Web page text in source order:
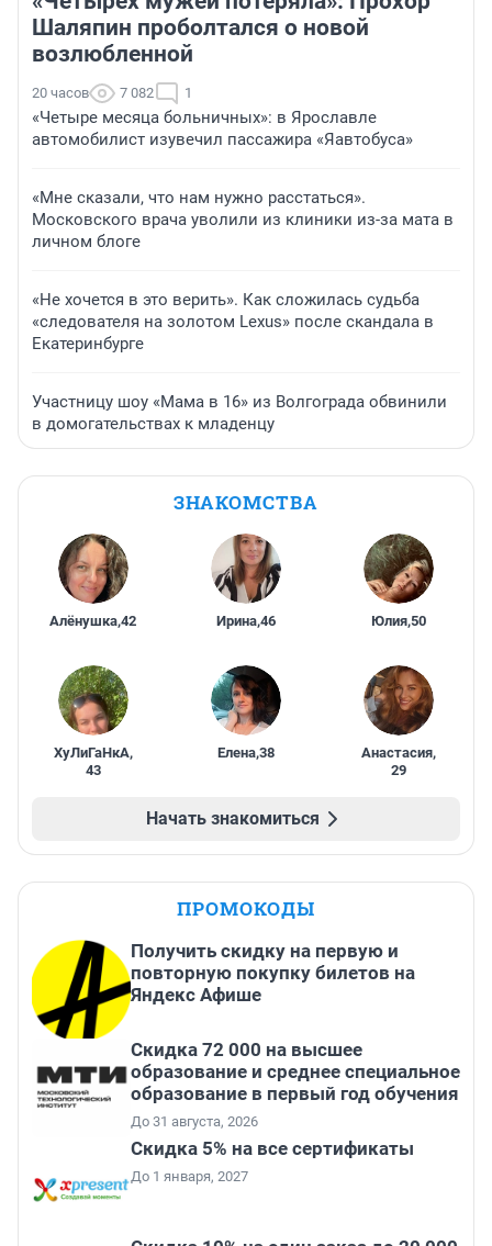
Шаляпин проболтался о новой
возлюбленной
20 часов 7 082 1
«Четыре месяца больничных»: в Ярославле
автомобилист изувечил пассажира «Яавтобуса»
«Мне сказали, что нам нужно расстаться».
Московского врача уволили из клиники из-за мата в
личном блоге
«Не хочется в это верить». Как сложилась судьба
«следователя на золотом Lexus» после скандала в
Екатеринбурге
Участницу шоу «Мама в 16» из Волгограда обвинили
в домогательствах к младенцу
ЗНАКОМСТВА
Алёнушка,42 Ирина,46 Юлия,50
ХуЛиГаНкА,
43
Елена,38 Анастасия,
29
Начать знакомиться
ПРОМОКОДЫ
Получить скидку на первую и
повторную покупку билетов на
Яндекс Афише
Скидка 72 000 на высшее
образование и среднее специальное
образование в первый год обучения
До 31 августа, 2026
Скидка 5% на все сертификаты
До 1 января, 2027